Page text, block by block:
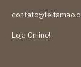
Loja Online!